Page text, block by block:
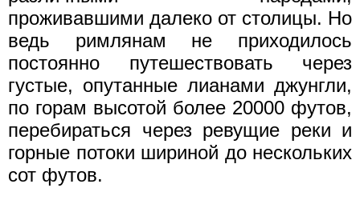
проживавшими далеко от столицы. Но
ведь римлянам не приходилось
постоянно путешествовать через
густые, опутанные лианами джунгли,
по горам высотой более 20000 футов,
перебираться через ревущие реки и
горные потоки шириной до нескольких
сот футов.